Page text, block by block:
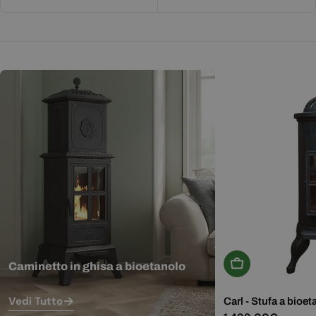
Caminetto in ghisa a bioetanolo
Vedi Tutto
Aggiungi Al
Carl - Stufa a